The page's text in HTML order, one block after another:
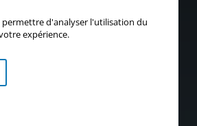
d'analyser l'utilisation du
expérience.